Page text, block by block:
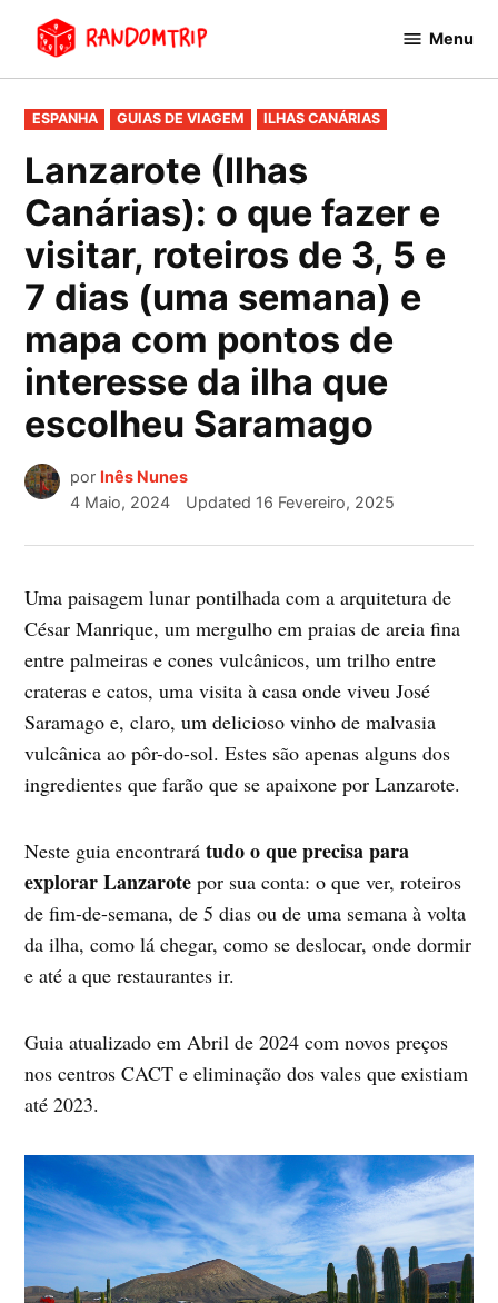
Avançar
conteúdo
Menu
PUBLICADO
EM
ESPANHA GUIAS DE VIAGEM ILHAS CANÁRIAS
Lanzarote (Ilhas
Canárias): o que fazer e
visitar, roteiros de 3, 5 e
7 dias (uma semana) e
mapa com pontos de
interesse da ilha que
escolheu Saramago
por Inês Nunes
4 Maio, 2024
Updated 16 Fevereiro, 2025
Uma paisagem lunar pontilhada com a arquitetura de
César Manrique, um mergulho em praias de areia fina
entre palmeiras e cones vulcânicos, um trilho entre
crateras e catos, uma visita à casa onde viveu José
Saramago e, claro, um delicioso vinho de malvasia
vulcânica ao pôr-do-sol. Estes são apenas alguns dos
ingredientes que farão que se apaixone por Lanzarote.
Neste guia encontrarátudo o que precisa para
explorar Lanzarote por sua conta: o que ver, roteiros
de fim-de-semana, de 5 dias ou de uma semana à volta
da ilha, como lá chegar, como se deslocar, onde dormir
e até a que restaurantes ir.
Guia atualizado em Abril de 2024 com novos preços
nos centros CACT e eliminação dos vales que existiam
até 2023.